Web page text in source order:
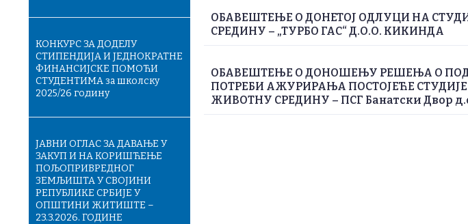
КОНКУРС ЗА ДОДЕЛУ
СТИПЕНДИЈА И ЈЕДНОКРАТНЕ
ФИНАНСИЈСКЕ ПОМОЋИ
СТУДЕНТИМА за школску
2025/26 годину
ЈАВНИ ОГЛАС ЗА ДАВАЊЕ У
ЗАКУП И НА КОРИШЋЕЊЕ
ПОЉОПРИВРЕДНОГ
ЗЕМЉИШТА У СВОЈИНИ
РЕПУБЛИКЕ СРБИЈЕ У
ОПШТИНИ ЖИТИШТЕ –
23.3.2026. ГОДИНЕ
ОБАВЕШТЕЊЕ О ДОНЕТОЈ ОДЛУЦИ НА
СРЕДИНУ – „ТУРБО ГАС“ Д.О.О. КИКИНДА
ОБАВЕШТЕЊЕ О ДОНОШЕЊУ РЕШЕЊА О
ПОТРЕБИ АЖУРИРАЊА ПОСТОЈЕЋЕ
ЖИВОТНУ СРЕДИНУ – ПСГ Банатски Двор